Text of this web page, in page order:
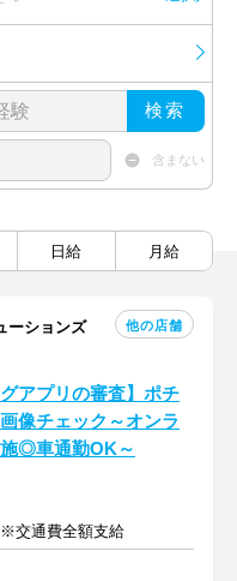
検索
含まない
日給 月給
ーションズ
他の店舗
グアプリの審査】ポチ
像チェック～オンラ
◎車通勤OK～
交通費全額支給